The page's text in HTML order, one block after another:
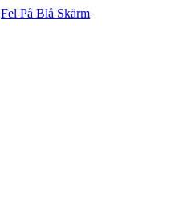
Fel På Blå Skärm